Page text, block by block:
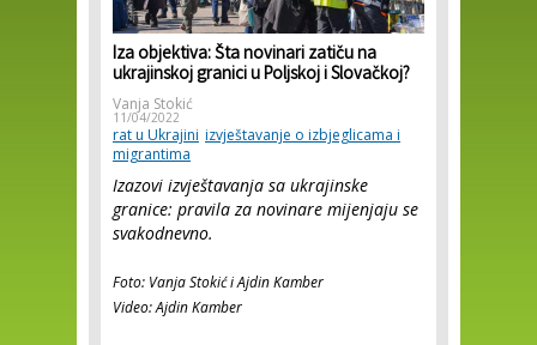
Iza objektiva: Šta novinari zatiču na
ukrajinskoj granici u Poljskoj i Slovačkoj?
Vanja Stokić
11/04/2022
rat u Ukrajini izvještavanje o izbjeglicama i
migrantima
Izazovi izvještavanja sa ukrajinske
granice: pravila za novinare mijenjaju se
svakodnevno.
Foto: Vanja Stokić i Ajdin Kamber
Video: Ajdin Kamber